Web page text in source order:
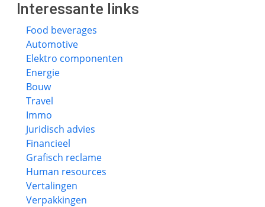
Interessante links
Food beverages
Automotive
Elektro componenten
Energie
Bouw
Travel
Immo
Juridisch advies
Financieel
Grafisch reclame
Human resources
Vertalingen
Verpakkingen